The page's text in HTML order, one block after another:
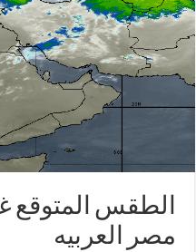
الطقس المتوقع
مصر العربيه